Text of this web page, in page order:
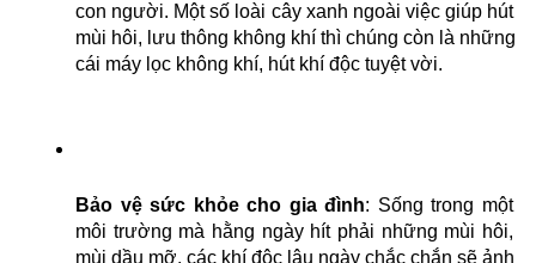
con người. Một số loài cây xanh ngoài việc giúp hút
mùi hôi, lưu thông không khí thì chúng còn là những
cái máy lọc không khí, hút khí độc tuyệt vời.
Bảo vệ sức khỏe cho gia đình: Sống trong một
môi trường mà hằng ngày hít phải những mùi hôi,
mùi dầu mỡ, các khí độc lâu ngày chắc chắn sẽ ảnh